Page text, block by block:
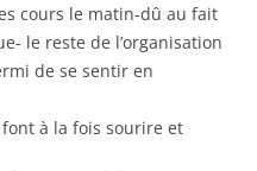
cours le matin-dû au fait
le reste de l’organisation
de se sentir en
font à la fois sourire et